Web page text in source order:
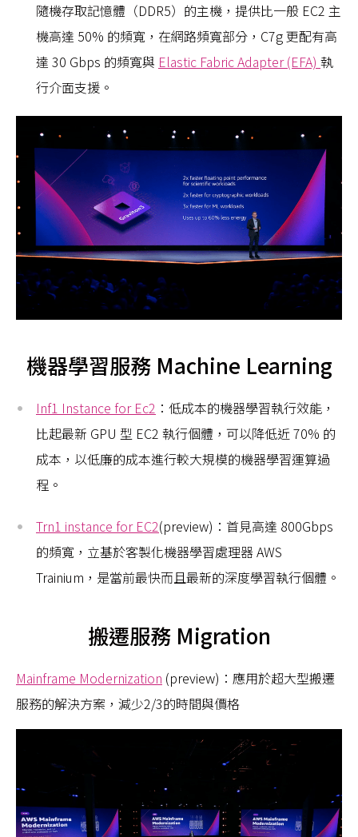
隨機存取記憶體（DDR5）的主機，提供比一般 EC2 主
機高達 50% 的頻寬，在網路頻寬部分，C7g 更配有高
達 30 Gbps 的頻寬與 Elastic Fabric Adapter (EFA) 執
行介面支援。
機器學習服務 Machine Learning
Inf1 Instance for Ec2 ：低成本的機器學習執行效能，
比起最新 GPU 型 EC2 執行個體，可以降低近 70% 的
成本，以低廉的成本進行較大規模的機器學習運算過
程。
Trn1 instance for EC2(preview)：首見高達 800Gbps
的頻寬，立基於客製化機器學習處理器 AWS
Trainium，是當前最快而且最新的深度學習執行個體。
搬遷服務 Migration
Mainframe Modernization (preview)：應用於超大型搬遷
服務的解決方案，減少2/3的時間與價格